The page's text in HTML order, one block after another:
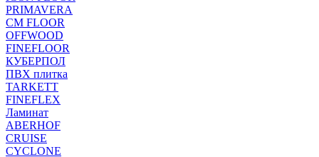
PRIMAVERA
CM FLOOR
OFFWOOD
FINEFLOOR
КУБЕРПОЛ
ПВХ плитка
TARKETT
FINEFLEX
Ламинат
ABERHOF
CRUISE
CYCLONE